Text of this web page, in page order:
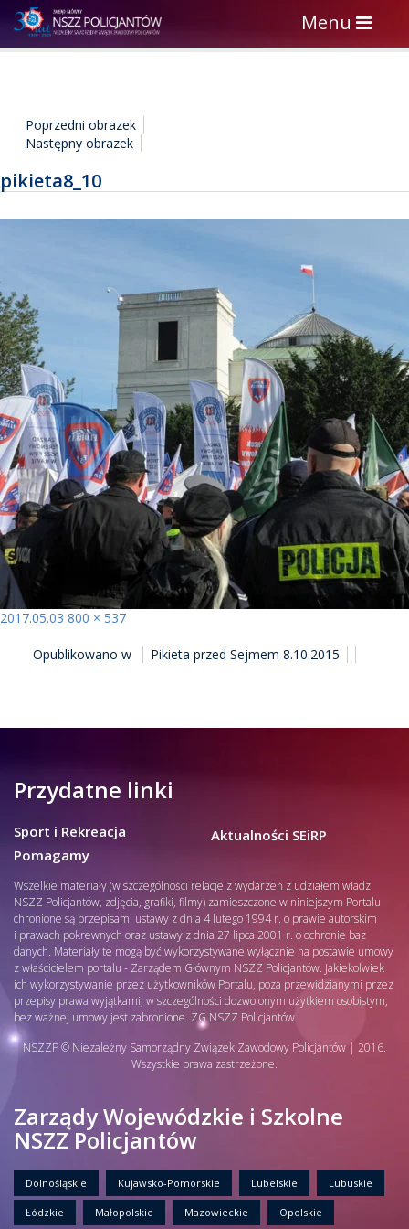
Toggle
navigation
Menu
Poprzedni obrazek
Następny obrazek
pikieta8_10
Opublikowano
2017.05.03 Pełny
800 × 537
WPISUOpublikowano w Pikieta przed Sejmem 8.10.2015
Przydatne linki
Sport i Rekreacja
Pomagamy
Aktualności SEiRP
Wszelkie materiały (w szczególności relacje z wydarzeń z udziałem władz
NSZZ Policjantów, zdjęcia, grafiki, filmy) zamieszczone w niniejszym Portalu
chronione są przepisami ustawy z dnia 4 lutego 1994 r. o prawie autorskim
i prawach pokrewnych oraz ustawy z dnia 27 lipca 2001 r. o ochronie baz
danych. Materiały te mogą być wykorzystywane wyłącznie na postawie umowy
z właścicielem portalu - Zarządem Głównym NSZZ Policjantów. Jakiekolwiek
ich wykorzystywanie przez użytkowników Portalu, poza przewidzianymi przez
przepisy prawa wyjątkami, w szczególności dozwolonym użytkiem osobistym,
bez ważnej umowy jest zabronione. ZG NSZZ Policjantów
NSZZP © Niezależny Samorządny Związek Zawodowy Policjantów | 2016.
Wszystkie prawa zastrzeżone.
Zarządy Wojewódzkie i Szkolne
NSZZ Policjantów
Dolnośląskie Kujawsko-Pomorskie Lubelskie Lubuskie
Łódzkie Małopolskie Mazowieckie Opolskie